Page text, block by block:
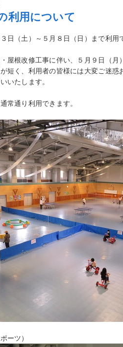
利用について
日（土）～５月８日（日）まで利用
屋根改修工事に伴い、５月９日（月
短く、利用者の皆様には大変ご迷惑
いたします。
常通り利用できます。
ーツ）